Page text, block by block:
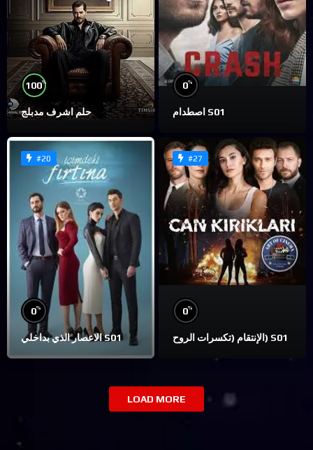
100%
حلم اشرف مدبلج
0%
اصطدام S01
#20
0%
الاعصار الذي بداخلي S01
#27
0%
الإنتقام (تكسرات الروح) S01
LOAD MORE